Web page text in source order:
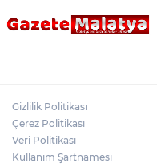
Gizlilik Politikası
Çerez Politikası
Veri Politikası
Kullanım Şartnamesi